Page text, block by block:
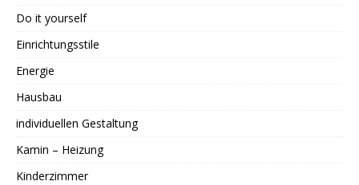
Do it yourself
Einrichtungsstile
Energie
Hausbau
individuellen Gestaltung
Kamin – Heizung
Kinderzimmer